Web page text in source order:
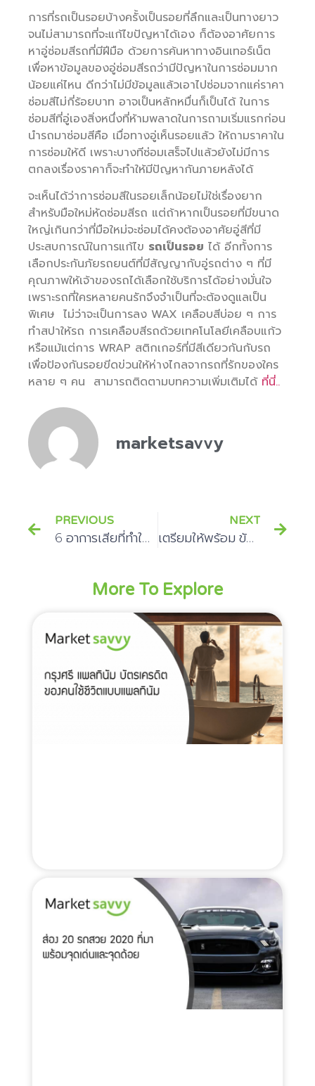
การที่รถเป็นรอยบ้างครั้งเป็นรอยที่ลึกและเป็นทางยาว
จนไม่สามารถที่จะแก้ไขปัญหาได้เอง ก็ต้องอาศัยการ
หาอู่ซ่อมสีรถที่มีฝีมือ ด้วยการค้นหาทางอินเทอร์เน็ต
เพื่อหาข้อมูลของอู่ซ่อมสีรถว่ามีปัญหาในการซ่อมมาก
น้อยแค่ไหน ดีกว่าไม่มีข้อมูลแล้วเอาไปซ่อมจากแค่ราคา
ซ่อมสีไม่กี่ร้อยบาท อาจเป็นหลักหมื่นก็เป็นได้ ในการ
ซ่อมสีที่อู่เองสิ่งหนึ่งที่ห้ามพลาดในการถามเริ่มแรกก่อน
นำรถมาซ่อมสีคือ เมื่อทางอู่เห็นรอยแล้ว ให้ถามราคาใน
การซ่อมให้ดี เพราะบางทีซ่อมเสร็จไปแล้วยังไม่มีการ
ตกลงเรื่องราคาก็จะทำให้มีปัญหากันภายหลังได้
จะเห็นได้ว่าการซ่อมสีในรอยเล็กน้อยไม่ใช่เรื่องยาก
สำหรับมือใหม่หัดซ่อมสีรถ แต่ถ้าหากเป็นรอยที่มีขนาด
ใหญ่เกินกว่าที่มือใหม่จะซ่อมได้คงต้องอาศัยอู่สีที่มี
ประสบการณ์ในการแก้ไข รถเป็นรอย ได้ อีกทั้งการ
เลือกประกันภัยรถยนต์ที่มีสัญญากับอู่รถต่าง ๆ ที่มี
คุณภาพให้เจ้าของรถได้เลือกใช้บริการได้อย่างมั่นใจ
เพราะรถที่ใครหลายคนรักจึงจำเป็นที่จะต้องดูแลเป็น
พิเศษ ไม่ว่าจะเป็นการลง WAX เคลือบสีบ่อย ๆ การ
ทำสปาให้รถ การเคลือบสีรถด้วยเทคโนโลยีเคลือบแก้ว
หรือแม้แต่การ WRAP สติกเกอร์ที่มีสีเดียวกันกับรถ
เพื่อป้องกันรอยขีดข่วนให้ห่างไกลจากรถที่รักของใคร
หลาย ๆ คน สามารถติดตามบทความเพิ่มเติมได้ ที่นี่..
marketsavvy
PREVIOUS
6 อาการเสียที่ทำให้รถยนต์ เข้าเกียร์ยาก
NEXT
เตรียมให้พร้อม ขับรถท่องเที่ยวในเส้นทางภูเขา
More To Explore